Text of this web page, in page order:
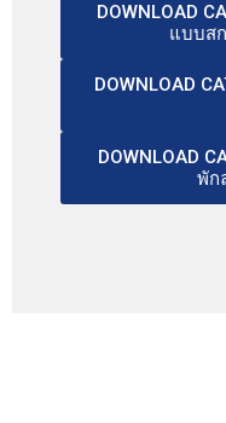
DOWNLOAD
แบบส
DOWNLOAD
DOWNLOAD
พัก